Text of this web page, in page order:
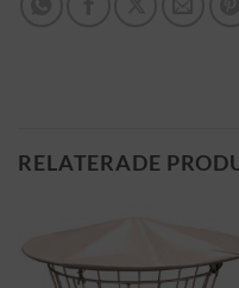
RELATERADE